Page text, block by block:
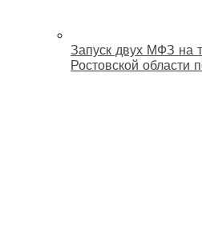
Запуск двух МФЗ на
Ростовской области